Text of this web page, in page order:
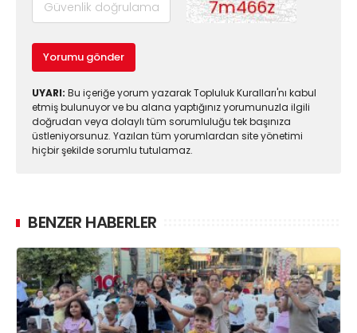
Yorumu gönder
UYARI: Bu içeriğe yorum yazarak Topluluk Kuralları'nı kabul
etmiş bulunuyor ve bu alana yaptığınız yorumunuzla ilgili
doğrudan veya dolaylı tüm sorumluluğu tek başınıza
üstleniyorsunuz. Yazılan tüm yorumlardan site yönetimi
hiçbir şekilde sorumlu tutulamaz.
BENZER HABERLER